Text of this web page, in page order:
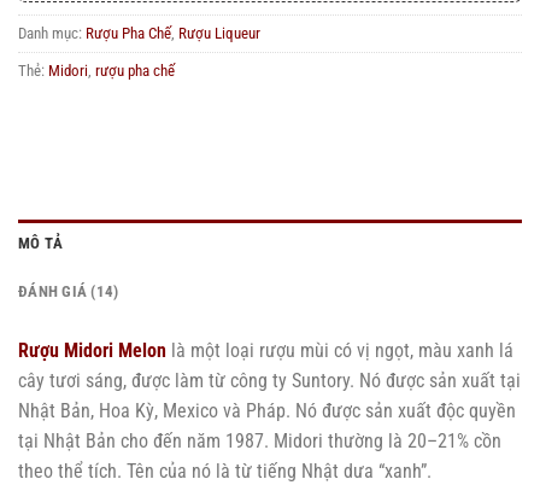
Danh mục: Rượu Pha Chế, Rượu Liqueur
Thẻ: Midori, rượu pha chế
MÔ TẢ
ĐÁNH GIÁ (14)
Rượu Midori Melon là một loại rượu mùi có vị ngọt, màu xanh lá
cây tươi sáng, được làm từ công ty Suntory. Nó được sản xuất tại
Nhật Bản, Hoa Kỳ, Mexico và Pháp. Nó được sản xuất độc quyền
tại Nhật Bản cho đến năm 1987. Midori thường là 20–21% cồn
theo thể tích. Tên của nó là từ tiếng Nhật dưa “xanh”.